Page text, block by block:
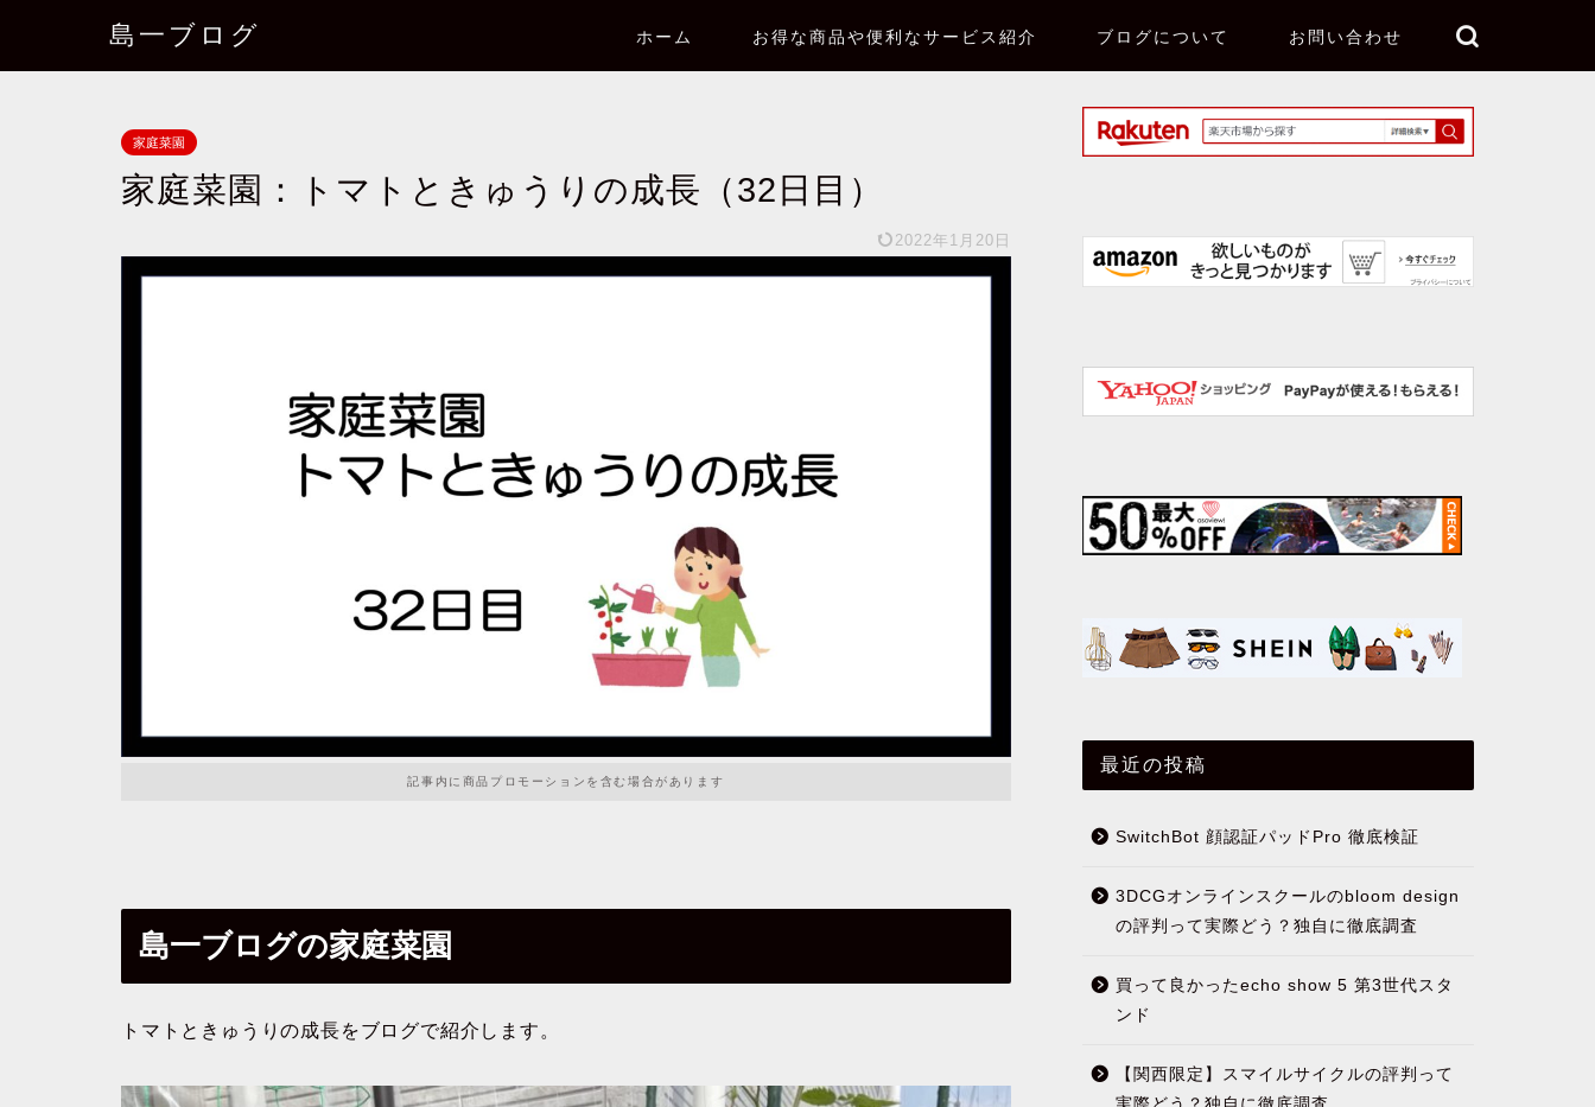
島一ブログ ホーム お得な商品や便利なサービス紹介 ブログについて お問い合わせ
家庭菜園
家庭菜園：トマトときゅうりの成長（32日目）
2022年1月20日
記事内に商品プロモーションを含む場合があります
島一ブログの家庭菜園
トマトときゅうりの成長をブログで紹介します。
最近の投稿
SwitchBot 顔認証パッドPro 徹底検証
3DCGオンラインスクールのbloom design
の評判って実際どう？独自に徹底調査
買って良かったecho show 5 第3世代スタ
ンド
【関西限定】スマイルサイクルの評判って